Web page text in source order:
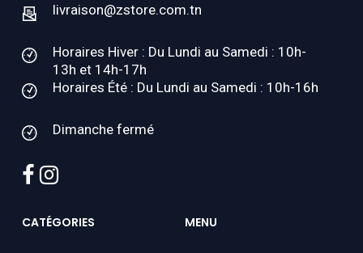
livraison@zstore.com.tn
Horaires Hiver : Du Lundi au Samedi : 10h-
13h et 14h-17h
Horaires Été : Du Lundi au Samedi : 10h-16h
Dimanche fermé
facebook
instagram
CATÉGORIES MENU